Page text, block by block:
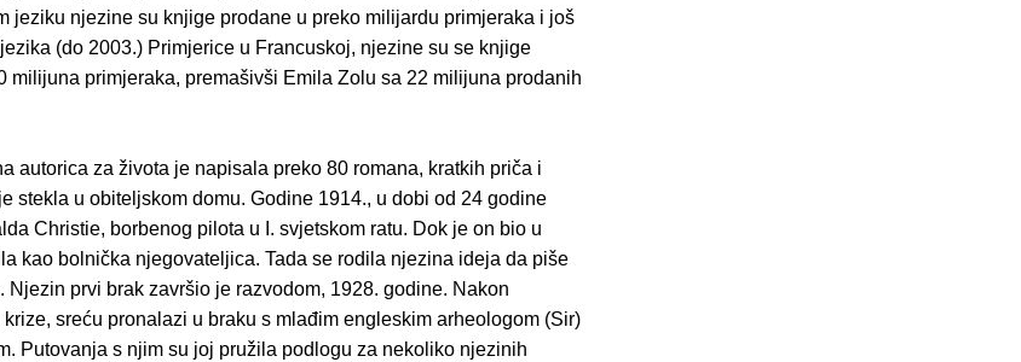
jeziku njezine su knjige prodane u preko milijardu primjeraka i još
(do 2003.) Primjerice u Francuskoj, njezine su se knjige
milijuna primjeraka, premašivši Emila Zolu sa 22 milijuna prodanih
autorica za života je napisala preko 80 romana, kratkih priča i
stekla u obiteljskom domu. Godine 1914., u dobi od 24 godine
Christie, borbenog pilota u I. svjetskom ratu. Dok je on bio u
kao bolnička njegovateljica. Tada se rodila njezina ideja da piše
Njezin prvi brak završio je razvodom, 1928. godine. Nakon
krize, sreću pronalazi u braku s mlađim engleskim arheologom (Sir)
Putovanja s njim su joj pružila podlogu za nekoliko njezinih